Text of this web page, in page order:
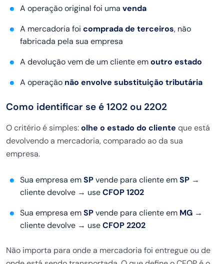
A operação original foi uma venda
A mercadoria foi comprada de terceiros, não
fabricada pela sua empresa
A devolução vem de um cliente emoutro estado
A operação não envolve substituição tributária
Como identificar se é 1202 ou 2202
O critério é simples:olhe o estado do cliente que está
devolvendo a mercadoria, comparado ao da sua
empresa.
Sua empresa emSPvende para cliente emSP →
cliente devolve → useCFOP 1202
Sua empresa emSPvende para cliente em MG →
cliente devolve → useCFOP 2202
Não importa para onde a mercadoria foi entregue ou de